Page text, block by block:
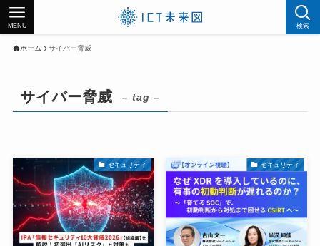
検索
MENU
ホーム サイバー脅威
サイバー脅威 – tag –
セキュリティ セキュリティ